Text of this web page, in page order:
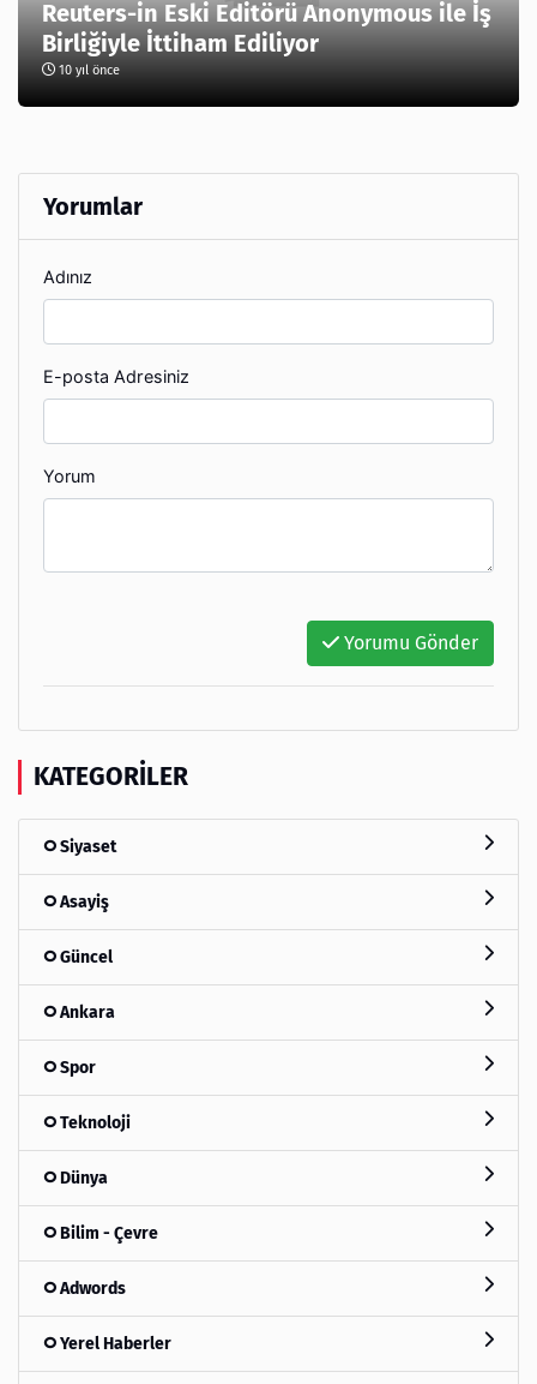
Reuters-in Eski Editörü Anonymous ile İş
Birliğiyle İttiham Ediliyor
10 yıl önce
Yorumlar
Adınız
E-posta Adresiniz
Yorum
Yorumu Gönder
KATEGORILER
Siyaset
Asayiş
Güncel
Ankara
Spor
Teknoloji
Dünya
Bilim - Çevre
Adwords
Yerel Haberler